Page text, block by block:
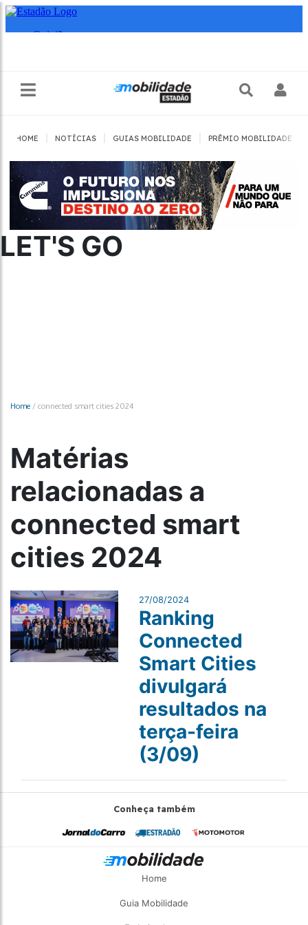
HOME NOTÍCIAS GUIAS MOBILIDADE PRÊMIO MOBILIDADE
LET'S GO
Home / connected smart cities 2024
Matérias
relacionadas a
connected smart
cities 2024
27/08/2024
Ranking
Connected
Smart Cities
divulgará
resultados na
terça-feira
(3/09)
Conheça também
Home
Guia Mobilidade